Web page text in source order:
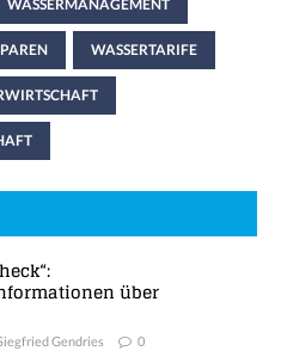
WASSERMANAGEMENT
WASSERTARIFE
über
Gendries 0